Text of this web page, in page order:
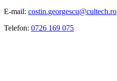
E-mail: costin.georgescu@cultech.ro
Telefon: 0726 169 075